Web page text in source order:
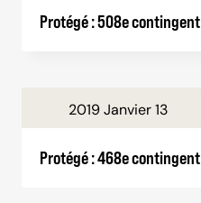
Protégé : 508e contingent
2019 Janvier 13
Protégé : 468e contingent